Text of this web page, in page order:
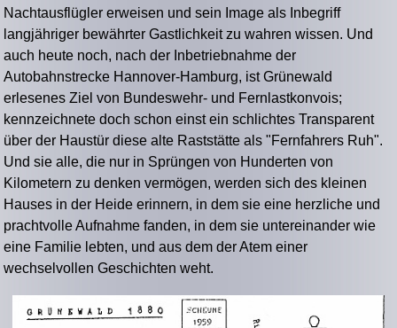
Nachtausflügler erweisen und sein Image als Inbegriff
langjähriger bewährter Gastlichkeit zu wahren wissen. Und
auch heute noch, nach der Inbetriebnahme der
Autobahnstrecke Hannover-Hamburg, ist Grünewald
erlesenes Ziel von Bundeswehr- und Fernlastkonvois;
kennzeichnete doch schon einst ein schlichtes Transparent
über der Haustür diese alte Raststätte als "Fernfahrers Ruh".
Und sie alle, die nur in Sprüngen von Hunderten von
Kilometern zu denken vermögen, werden sich des kleinen
Hauses in der Heide erinnern, in dem sie eine herzliche und
prachtvolle Aufnahme fanden, in dem sie untereinander wie
eine Familie lebten, und aus dem der Atem einer
wechselvollen Geschichten weht.